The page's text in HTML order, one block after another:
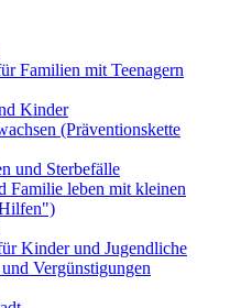
Familien mit Teenagern
Kinder
(Präventionskette
und Sterbefälle
Familie leben mit kleinen
Kinder und Jugendliche
Vergünstigungen